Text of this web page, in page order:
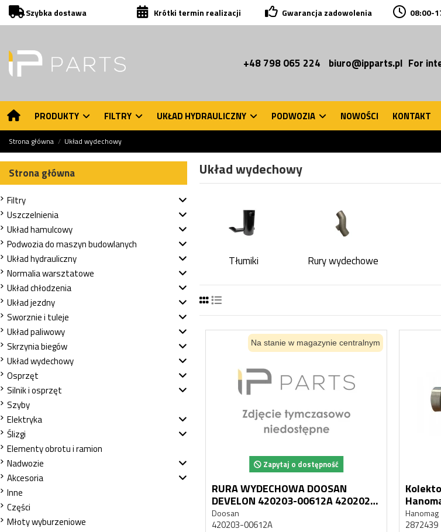
Szybka dostawa Krótki termin realizacji Gwarancja zadowolenia 08:00-
+48 798 065 224 biuro@ipparts.pl For
PRODUKTY FILTRY UKŁAD HYDRAULICZNY PODWOZIA NOWOŚCI KONTAKT
Strona główna Układ wydechowy
Układ wydechowy
Tłumiki Rury wydechowe
Na stanie w magazynie centralnym
Zapytaj o dostępność
RURA WYDECHOWA DOOSAN
DEVELON 420203-00612A 420202-
01540
Doosan
420203-00612A
Hanomag
2872439
Strona główna
Filtry
Uszczelnienia
Układ hamulcowy
Podwozia do maszyn budowlanych
Układ hydrauliczny
Normalia warsztatowe
Układ chłodzenia
Układ jezdny
Sworznie i tuleje
Układ paliwowy
Skrzynia biegów
Układ wydechowy
Osprzęt
Silnik i osprzęt
Szyby
Elektryka
Ślizgi
Elementy obrotu i ramion
Nadwozie
Akcesoria
Inne
Części
Młoty wyburzeniowe